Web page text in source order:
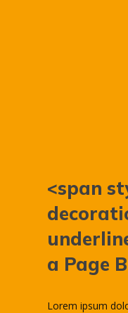
<span
a Page
Lorem ipsum